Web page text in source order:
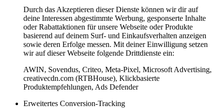
Durch das Akzeptieren dieser Dienste können wir dir auf
deine Interessen abgestimmte Werbung, gesponserte Inhalte
oder Rabattaktionen für unsere Webseite oder Produkte
basierend auf deinem Surf- und Einkaufsverhalten anzeigen
sowie deren Erfolge messen. Mit deiner Einwilligung setzen
wir auf dieser Webseite folgende Drittdienste ein:
AWIN, Sovendus, Criteo, Meta-Pixel, Microsoft Advertising,
creativecdn.com (RTBHouse), Klickbasierte
Produktempfehlungen, Ads Defender
Erweitertes Conversion-Tracking